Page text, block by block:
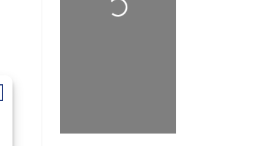
Cargando…